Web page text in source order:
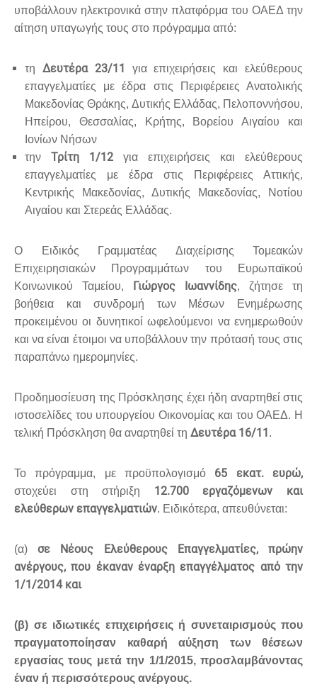
υποβάλλουν ηλεκτρονικά στην πλατφόρμα του ΟΑΕΔ την
αίτηση υπαγωγής τους στο πρόγραμμα από:
τη Δευτέρα 23/11
για επιχειρήσεις και ελεύθερους
επαγγελματίες με έδρα στις Περιφέρειες Ανατολικής
Μακεδονίας Θράκης, Δυτικής Ελλάδας, Πελοποννήσου,
Ηπείρου, Θεσσαλίας, Κρήτης, Βορείου Αιγαίου και
Ιονίων Νήσων
την Τρίτη 1/12 για επιχειρήσεις και ελεύθερους
επαγγελματίες με έδρα στις Περιφέρειες Αττικής,
Κεντρικής Μακεδονίας, Δυτικής Μακεδονίας, Νοτίου
Αιγαίου και Στερεάς Ελλάδας.
Ο Ειδικός Γραμματέας Διαχείρισης Τομεακών
Επιχειρησιακών Προγραμμάτων του Ευρωπαϊκού
Κοινωνικού Ταμείου,
Γιώργος Ιωαννίδης, ζήτησε τη
βοήθεια και συνδρομή των Μέσων Ενημέρωσης
προκειμένου οι δυνητικοί ωφελούμενοι να ενημερωθούν
και να είναι έτοιμοι να υποβάλλουν την πρότασή τους στις
παραπάνω ημερομηνίες.
Προδημοσίευση της Πρόσκλησης έχει ήδη αναρτηθεί στις
ιστοσελίδες του υπουργείου Οικονομίας και του ΟΑΕΔ. Η
τελική Πρόσκληση θα αναρτηθεί τη Δευτέρα 16/11 .
Το πρόγραμμα, με προϋπολογισμό 65 εκατ. ευρώ,
στοχεύει στη στήριξη 12.700 εργαζόμενων και
ελεύθερων επαγγελματιών. Ειδικότερα, απευθύνεται:
(α)σε Νέους Ελεύθερους Επαγγελματίες, πρώην
ανέργους, που έκαναν έναρξη επαγγέλματος από την
1/1/2014 και
(β) σε ιδιωτικές επιχειρήσεις ή συνεταιρισμούς που
πραγματοποίησαν καθαρή αύξηση των θέσεων
εργασίας τους μετά την 1/1/2015, προσλαμβάνοντας
έναν ή περισσότερους ανέργους.